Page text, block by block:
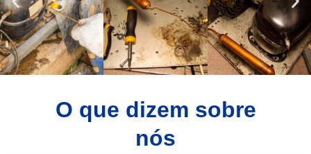
O que dizem sobre
nós